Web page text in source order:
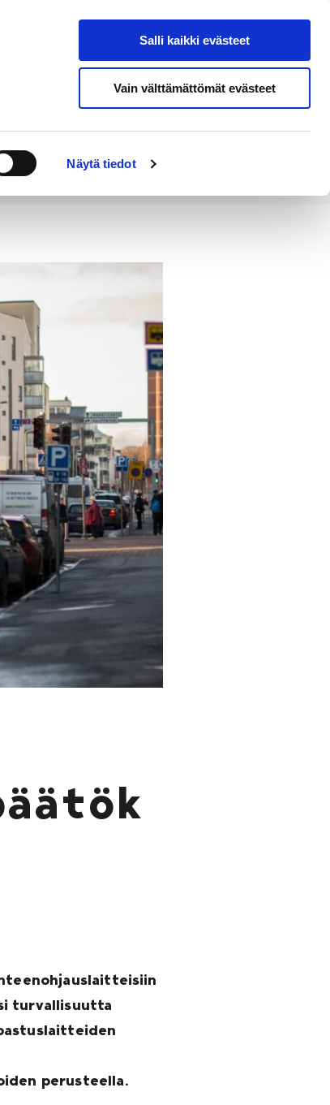
Näytä tiedot
Salli kaikki evästeet
Vain välttämättömät evästeet
Hae sivustolta
turvallisuutta
perusteella.